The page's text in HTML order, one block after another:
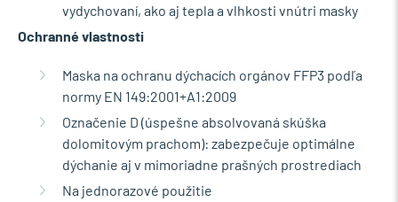
vydychovaní, ako aj tepla a vlhkosti vnútri masky
Ochranné vlastnosti
Maska na ochranu dýchacích orgánov FFP3 podľa
normy EN 149:2001+A1:2009
Označenie D (úspešne absolvovaná skúška
dolomitovým prachom): zabezpečuje optimálne
dýchanie aj v mimoriadne prašných prostrediach
Na jednorazové použitie